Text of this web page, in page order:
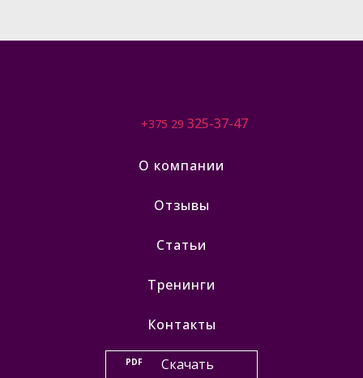
+375 29 325-37-47
О компании
Отзывы
Статьи
Тренинги
Контакты
PDF
Скачать